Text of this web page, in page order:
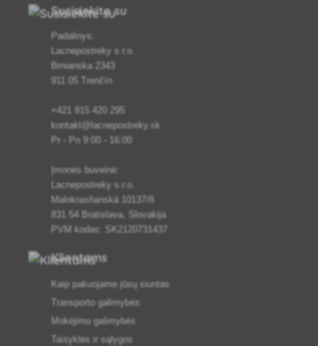
Susisiekite su
Padalinys:
Lacnepostreky s.r.o.
Brnianska 2343
911 05 Trenčín
+421 915 420 295
kontakt@lacnepostreky.sk
Pr - Pn 9:00 - 16:00
Įmonės buveinė:
Lacnepostreky s.r.o.
Malokrasňanská 10137/8
831 54 Bratislava, Slovakija
PVM kodas: SK2120731437
Klientams
Kaip pakuojame jūsų siuntas
Transporto galimybės
Mokėjimo galimybės
Taisyklės ir sąlygos